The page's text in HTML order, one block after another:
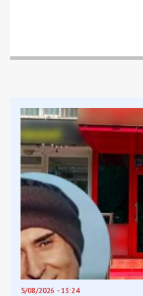
5/08/2026 - 13:24